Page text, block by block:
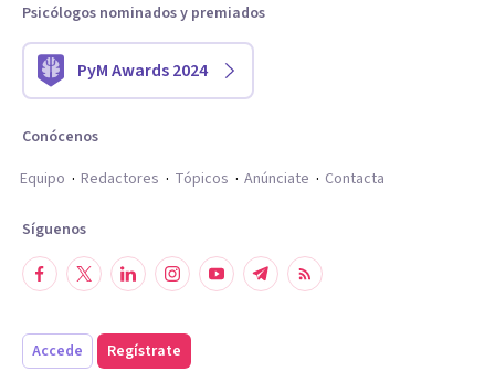
Psicólogos nominados y premiados
PyM Awards 2024
Conócenos
Equipo
Redactores Tópicos Anúnciate Contacta
Síguenos
Accede Regístrate